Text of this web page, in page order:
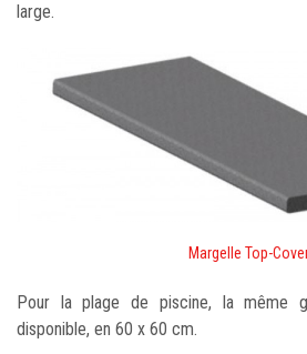
large.
Margelle Top-
Pour la plage de piscine, la même
disponible, en 60 x 60 cm.